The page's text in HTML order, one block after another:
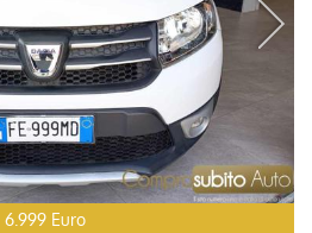
6.999 Euro